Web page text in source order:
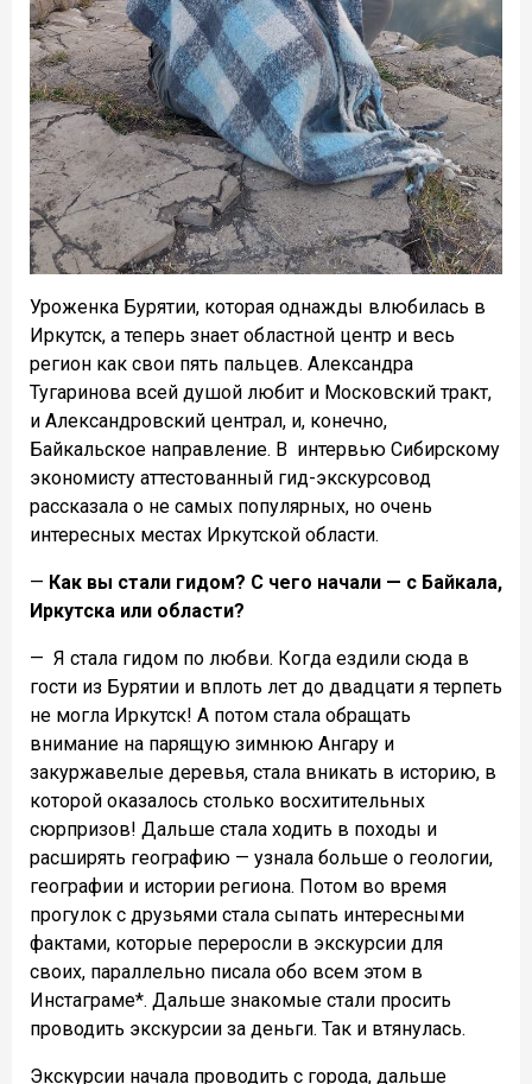
Уроженка Бурятии, которая однажды влюбилась в
Иркутск, а теперь знает областной центр и весь
регион как свои пять пальцев. Александра
Тугаринова всей душой любит и Московский тракт,
и Александровский централ, и, конечно,
Байкальское направление. В интервью Сибирскому
экономисту аттестованный гид-экскурсовод
рассказала о не самых популярных, но очень
интересных местах Иркутской области.
— Как вы стали гидом? С чего начали — с Байкала,
Иркутска или области?
— Я стала гидом по любви. Когда ездили сюда в
гости из Бурятии и вплоть лет до двадцати я терпеть
не могла Иркутск! А потом стала обращать
внимание на парящую зимнюю Ангару и
закуржавелые деревья, стала вникать в историю, в
которой оказалось столько восхитительных
сюрпризов! Дальше стала ходить в походы и
расширять географию — узнала больше о геологии,
географии и истории региона. Потом во время
прогулок с друзьями стала сыпать интересными
фактами, которые переросли в экскурсии для
своих, параллельно писала обо всем этом в
Инстаграме*. Дальше знакомые стали просить
проводить экскурсии за деньги. Так и втянулась.
Экскурсии начала проводить с города, дальше